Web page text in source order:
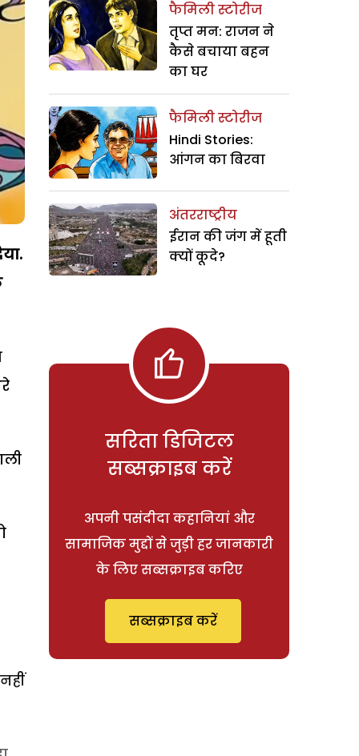
फैमिली स्टोरीज
तृप्त मन: राजन ने
कैसे बचाया बहन
का घर
फैमिली स्टोरीज
Hindi Stories:
आंगन का बिरवा
अंतरराष्ट्रीय
ईरान की जंग में हूती
क्यों कूदे?
सरिता डिजिटल
सब्सक्राइब करें
अपनी पसंदीदा कहानियां और
सामाजिक मुद्दों से जुड़ी हर जानकारी
के लिए सब्सक्राइब करिए
सब्सक्राइब करें